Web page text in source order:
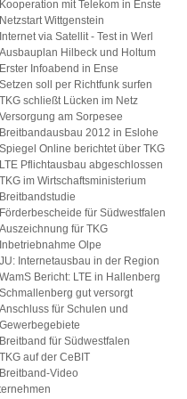
mit Telekom in Enste
Wittgenstein
via Satellit - Test in Werl
Hilbeck und Holtum
Infoabend in Ense
soll per Richtfunk surfen
schließt Lücken im Netz
am Sorpesee
2012 in Eslohe
Online berichtet über TKG
Pflichtausbau abgeschlossen
im Wirtschaftsministerium
für Südwestfalen
für TKG
Olpe
Internetausbau in der Region
Bericht: LTE in Hallenberg
gut versorgt
für Schulen und
für Südwestfalen
auf der CeBIT
Video